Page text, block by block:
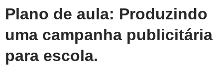
Plano de aula: Produzindo
uma campanha publicitária
para escola.